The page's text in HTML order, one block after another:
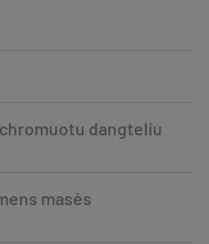
dangteliu
masės